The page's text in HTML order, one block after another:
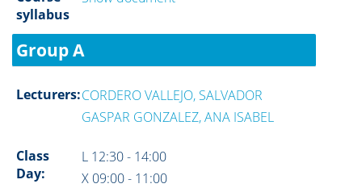
syllabus
Group A
Lecturers:CORDERO VALLEJO, SALVADOR
GASPAR GONZALEZ, ANA ISABEL
Class
Day:
L 12:30 - 14:00
X 09:00 - 11:00